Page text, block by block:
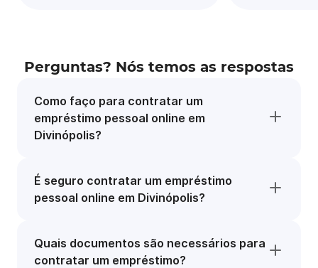
Perguntas? Nós temos as respostas
Como faço para contratar um
empréstimo pessoal online em
Divinópolis?
É seguro contratar um empréstimo
pessoal online em Divinópolis?
Quais documentos são necessários para
contratar um empréstimo?